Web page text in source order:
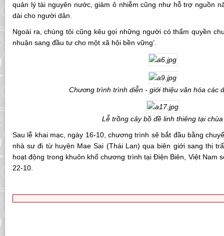
quản lý tài nguyên nước, giảm ô nhiễm cũng như hỗ trợ nguồn
dài cho người dân.
Ngoài ra, chúng tôi cũng kêu gọi những người có thẩm quyền
nhuận sang đầu tư cho một xã hội bền vững’.
Chương trình trình diễn - giới thiệu văn hóa các
Lễ trồng cây bồ đề linh thiêng tại chùa
Sau lễ khai mạc, ngày 16-10, chương trình sẽ bắt đầu bằng
nhà sư đi từ huyện Mae Sai (Thái Lan) qua biên giới sang thị
hoạt động trong khuôn khổ chương trình tại Điện Biên, Việt Nam
22-10.